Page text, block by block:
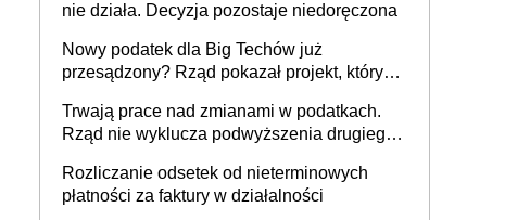
nie działa. Decyzja pozostaje niedoręczona
Nowy podatek dla Big Techów już
przesądzony? Rząd pokazał projekt, który
Trwają prace nad zmianami w podatkach.
Rząd nie wyklucza podwyższenia drugiego
Rozliczanie odsetek od nieterminowych
płatności za faktury w działalności